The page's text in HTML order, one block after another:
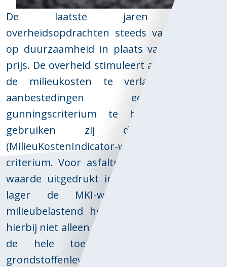
De laatste jaren worden
overheidsopdrachten steeds vaker gegund
op duurzaamheid in plaats van de laagste
prijs. De overheid stimuleert aannemers om
de milieukosten te verlagen door in
aanbestedingen een extra
gunningscriterium te hanteren. Hierbij
gebruiken zij de MKI-waarde
(MilieuKostenIndicator-waarde) als extra
criterium. Voor asfaltmengsels wordt deze
waarde uitgedrukt in euro's per ton. Hoe
lager de MKI-waarde, hoe minder
milieubelastend het mengsel is. Het gaat
hierbij niet alleen om de productie, maar om
de hele toeleveringsketen. Van de
grondstoffenleverancier en de productie tot